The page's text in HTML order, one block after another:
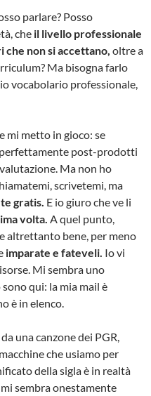
parlare? Posso
che il livello professionale
che non si accettano, oltre a
Ma bisogna farlo
vocabolario professionale,
mi metto in gioco: se
post-prodotti
Ma non ho
scrivetemi, ma
gratis. E io giuro che ve li
volta. A quel punto,
altrettanto bene, per meno
imparate e fateveli. Io vi
Mi sembra uno
qui: la mia mail è
è in elenco.
una canzone dei PGR,
che usiamo per
della sigla è in realtà
mi sembra onestamente